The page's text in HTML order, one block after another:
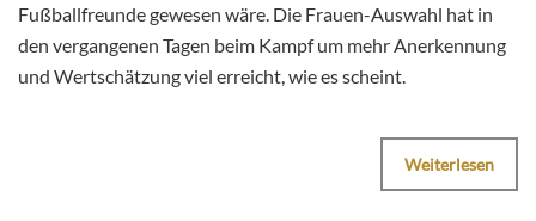
Fußballfreunde gewesen wäre. Die Frauen-Auswahl hat in
den vergangenen Tagen beim Kampf um mehr Anerkennung
und Wertschätzung viel erreicht, wie es scheint.
Weiterlesen